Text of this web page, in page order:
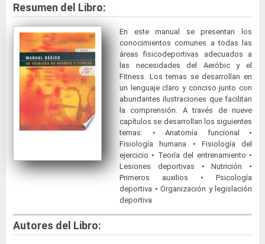
Resumen del Libro:
En este manual se presentan los
conocimientos comunes a todas las
áreas fisicodeportivas adecuados a
las necesidades del Aeróbic y el
Fitness. Los temas se desarrollan en
un lenguaje claro y conciso junto con
abundantes ilustraciones que facilitan
la comprensión. A través de nueve
capítulos se desarrollan los siguientes
temas: • Anatomía funcional •
Fisiología humana • Fisiología del
ejercicio • Teoría del entrenamiento •
Lesiones deportivas • Nutrición •
Primeros auxilios • Psicología
deportiva • Organización y legislación
deportiva
Autores del Libro: